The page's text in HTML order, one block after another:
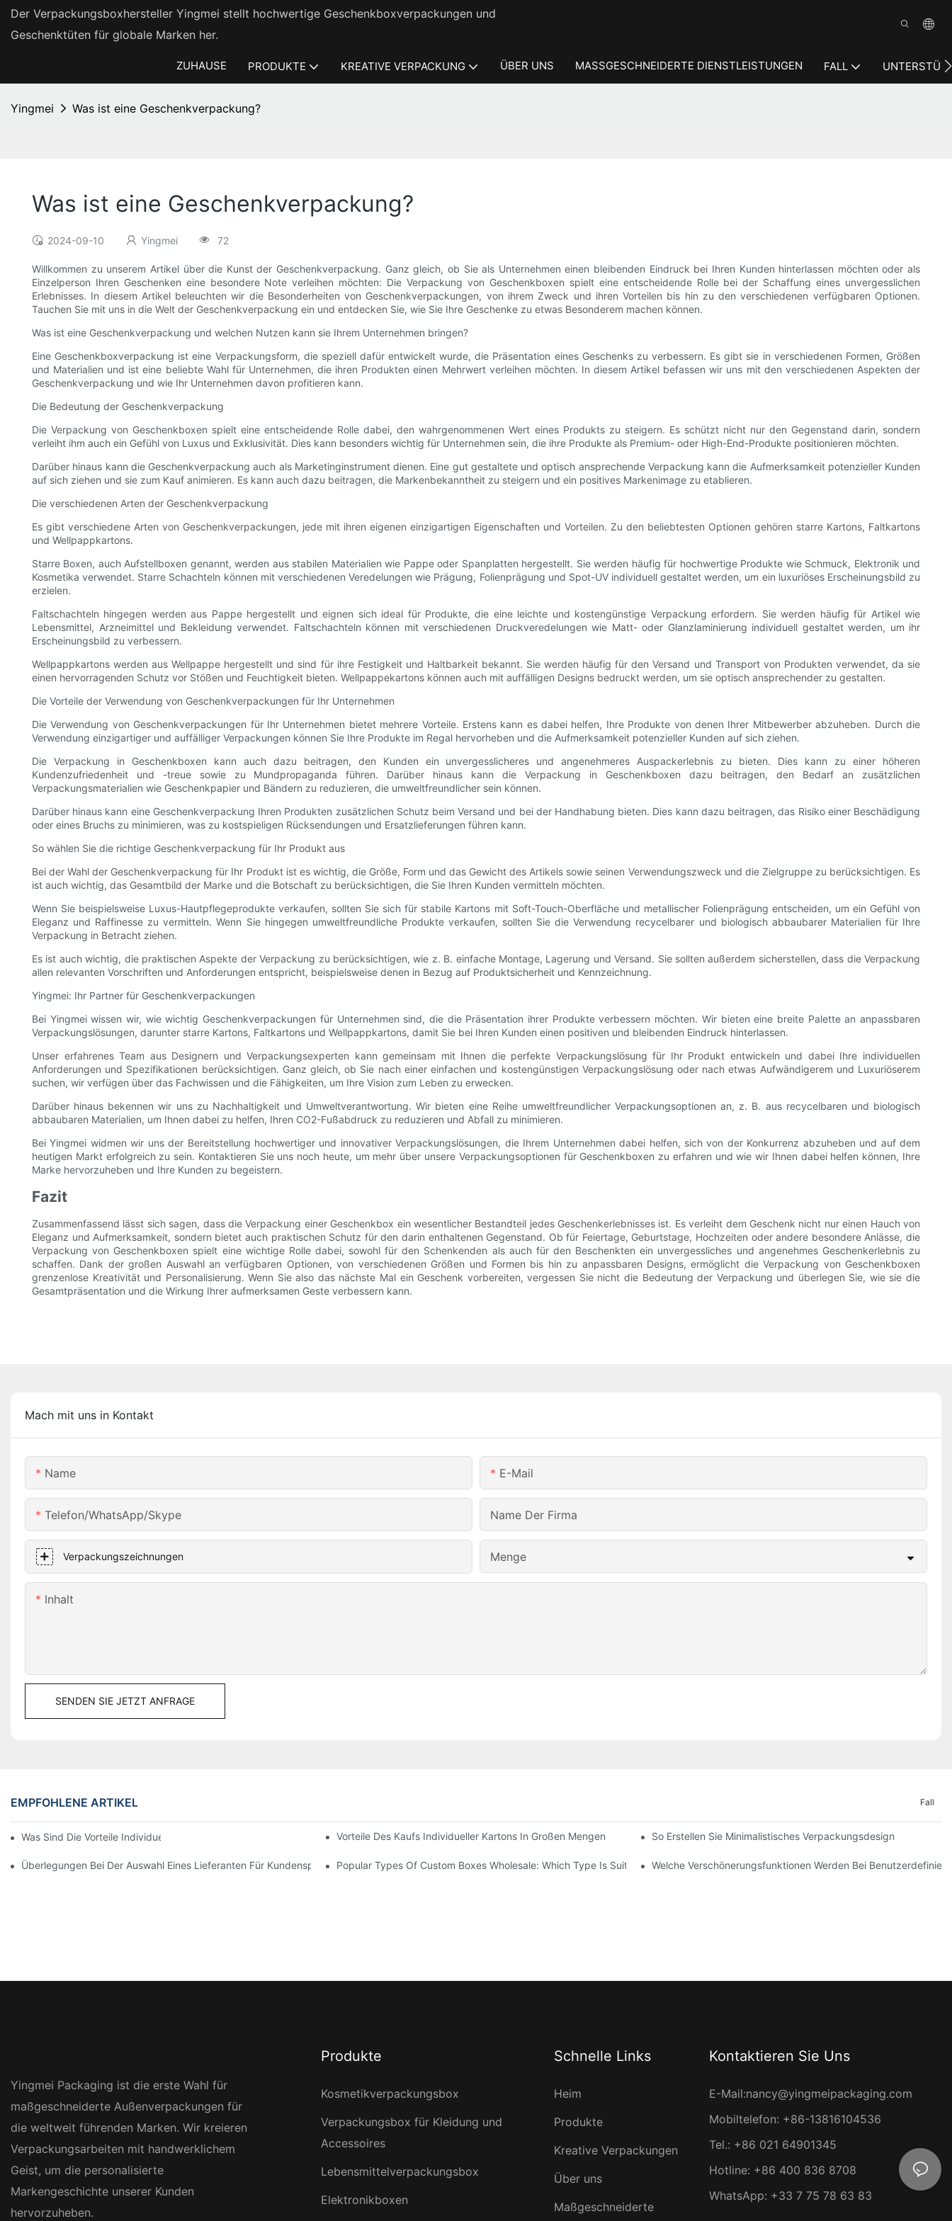
Der Verpackungsboxhersteller Yingmei stellt hochwertige Geschenkboxverpackungen und
Geschenktüten für globale Marken her.
ZUHAUSE PRODUKTE KREATIVE VERPACKUNG ÜBER UNS MASSGESCHNEIDERTE DIENSTLEISTUNGEN FALL
Yingmei Was ist eine Geschenkverpackung?
Was ist eine Geschenkverpackung?
2024-09-10 Yingmei 72
Willkommen zu unserem Artikel über die Kunst der Geschenkverpackung. Ganz gleich, ob Sie als Unternehmen einen bleibenden Eindruck bei Ihren Kunden hinterlassen möchten oder als
Einzelperson Ihren Geschenken eine besondere Note verleihen möchten: Die Verpackung von Geschenkboxen spielt eine entscheidende Rolle bei der Schaffung eines unvergesslichen
Erlebnisses. In diesem Artikel beleuchten wir die Besonderheiten von Geschenkverpackungen, von ihrem Zweck und ihren Vorteilen bis hin zu den verschiedenen verfügbaren Optionen.
Tauchen Sie mit uns in die Welt der Geschenkverpackung ein und entdecken Sie, wie Sie Ihre Geschenke zu etwas Besonderem machen können.
Was ist eine Geschenkverpackung und welchen Nutzen kann sie Ihrem Unternehmen bringen?
Eine Geschenkboxverpackung ist eine Verpackungsform, die speziell dafür entwickelt wurde, die Präsentation eines Geschenks zu verbessern. Es gibt sie in verschiedenen Formen, Größen
und Materialien und ist eine beliebte Wahl für Unternehmen, die ihren Produkten einen Mehrwert verleihen möchten. In diesem Artikel befassen wir uns mit den verschiedenen Aspekten der
Geschenkverpackung und wie Ihr Unternehmen davon profitieren kann.
Die Bedeutung der Geschenkverpackung
Die Verpackung von Geschenkboxen spielt eine entscheidende Rolle dabei, den wahrgenommenen Wert eines Produkts zu steigern. Es schützt nicht nur den Gegenstand darin, sondern
verleiht ihm auch ein Gefühl von Luxus und Exklusivität. Dies kann besonders wichtig für Unternehmen sein, die ihre Produkte als Premium- oder High-End-Produkte positionieren möchten.
Darüber hinaus kann die Geschenkverpackung auch als Marketinginstrument dienen. Eine gut gestaltete und optisch ansprechende Verpackung kann die Aufmerksamkeit potenzieller Kunden
auf sich ziehen und sie zum Kauf animieren. Es kann auch dazu beitragen, die Markenbekanntheit zu steigern und ein positives Markenimage zu etablieren.
Die verschiedenen Arten der Geschenkverpackung
Es gibt verschiedene Arten von Geschenkverpackungen, jede mit ihren eigenen einzigartigen Eigenschaften und Vorteilen. Zu den beliebtesten Optionen gehören starre Kartons, Faltkartons
und Wellpappkartons.
Starre Boxen, auch Aufstellboxen genannt, werden aus stabilen Materialien wie Pappe oder Spanplatten hergestellt. Sie werden häufig für hochwertige Produkte wie Schmuck, Elektronik und
Kosmetika verwendet. Starre Schachteln können mit verschiedenen Veredelungen wie Prägung, Folienprägung und Spot-UV individuell gestaltet werden, um ein luxuriöses Erscheinungsbild zu
erzielen.
Faltschachteln hingegen werden aus Pappe hergestellt und eignen sich ideal für Produkte, die eine leichte und kostengünstige Verpackung erfordern. Sie werden häufig für Artikel wie
Lebensmittel, Arzneimittel und Bekleidung verwendet. Faltschachteln können mit verschiedenen Druckveredelungen wie Matt- oder Glanzlaminierung individuell gestaltet werden, um ihr
Erscheinungsbild zu verbessern.
Wellpappkartons werden aus Wellpappe hergestellt und sind für ihre Festigkeit und Haltbarkeit bekannt. Sie werden häufig für den Versand und Transport von Produkten verwendet, da sie
einen hervorragenden Schutz vor Stößen und Feuchtigkeit bieten. Wellpappekartons können auch mit auffälligen Designs bedruckt werden, um sie optisch ansprechender zu gestalten.
Die Vorteile der Verwendung von Geschenkverpackungen für Ihr Unternehmen
Die Verwendung von Geschenkverpackungen für Ihr Unternehmen bietet mehrere Vorteile. Erstens kann es dabei helfen, Ihre Produkte von denen Ihrer Mitbewerber abzuheben. Durch die
Verwendung einzigartiger und auffälliger Verpackungen können Sie Ihre Produkte im Regal hervorheben und die Aufmerksamkeit potenzieller Kunden auf sich ziehen.
Die Verpackung in Geschenkboxen kann auch dazu beitragen, den Kunden ein unvergesslicheres und angenehmeres Auspackerlebnis zu bieten. Dies kann zu einer höheren
Kundenzufriedenheit und -treue sowie zu Mundpropaganda führen. Darüber hinaus kann die Verpackung in Geschenkboxen dazu beitragen, den Bedarf an zusätzlichen
Verpackungsmaterialien wie Geschenkpapier und Bändern zu reduzieren, die umweltfreundlicher sein können.
Darüber hinaus kann eine Geschenkverpackung Ihren Produkten zusätzlichen Schutz beim Versand und bei der Handhabung bieten. Dies kann dazu beitragen, das Risiko einer Beschädigung
oder eines Bruchs zu minimieren, was zu kostspieligen Rücksendungen und Ersatzlieferungen führen kann.
So wählen Sie die richtige Geschenkverpackung für Ihr Produkt aus
Bei der Wahl der Geschenkverpackung für Ihr Produkt ist es wichtig, die Größe, Form und das Gewicht des Artikels sowie seinen Verwendungszweck und die Zielgruppe zu berücksichtigen. Es
ist auch wichtig, das Gesamtbild der Marke und die Botschaft zu berücksichtigen, die Sie Ihren Kunden vermitteln möchten.
Wenn Sie beispielsweise Luxus-Hautpflegeprodukte verkaufen, sollten Sie sich für stabile Kartons mit Soft-Touch-Oberfläche und metallischer Folienprägung entscheiden, um ein Gefühl von
Eleganz und Raffinesse zu vermitteln. Wenn Sie hingegen umweltfreundliche Produkte verkaufen, sollten Sie die Verwendung recycelbarer und biologisch abbaubarer Materialien für Ihre
Verpackung in Betracht ziehen.
Es ist auch wichtig, die praktischen Aspekte der Verpackung zu berücksichtigen, wie z. B. einfache Montage, Lagerung und Versand. Sie sollten außerdem sicherstellen, dass die Verpackung
allen relevanten Vorschriften und Anforderungen entspricht, beispielsweise denen in Bezug auf Produktsicherheit und Kennzeichnung.
Yingmei: Ihr Partner für Geschenkverpackungen
Bei Yingmei wissen wir, wie wichtig Geschenkverpackungen für Unternehmen sind, die die Präsentation ihrer Produkte verbessern möchten. Wir bieten eine breite Palette an anpassbaren
Verpackungslösungen, darunter starre Kartons, Faltkartons und Wellpappkartons, damit Sie bei Ihren Kunden einen positiven und bleibenden Eindruck hinterlassen.
Unser erfahrenes Team aus Designern und Verpackungsexperten kann gemeinsam mit Ihnen die perfekte Verpackungslösung für Ihr Produkt entwickeln und dabei Ihre individuellen
Anforderungen und Spezifikationen berücksichtigen. Ganz gleich, ob Sie nach einer einfachen und kostengünstigen Verpackungslösung oder nach etwas Aufwändigerem und Luxuriöserem
suchen, wir verfügen über das Fachwissen und die Fähigkeiten, um Ihre Vision zum Leben zu erwecken.
Darüber hinaus bekennen wir uns zu Nachhaltigkeit und Umweltverantwortung. Wir bieten eine Reihe umweltfreundlicher Verpackungsoptionen an, z. B. aus recycelbaren und biologisch
abbaubaren Materialien, um Ihnen dabei zu helfen, Ihren CO2-Fußabdruck zu reduzieren und Abfall zu minimieren.
Bei Yingmei widmen wir uns der Bereitstellung hochwertiger und innovativer Verpackungslösungen, die Ihrem Unternehmen dabei helfen, sich von der Konkurrenz abzuheben und auf dem
heutigen Markt erfolgreich zu sein. Kontaktieren Sie uns noch heute, um mehr über unsere Verpackungsoptionen für Geschenkboxen zu erfahren und wie wir Ihnen dabei helfen können, Ihre
Marke hervorzuheben und Ihre Kunden zu begeistern.
Fazit
Zusammenfassend lässt sich sagen, dass die Verpackung einer Geschenkbox ein wesentlicher Bestandteil jedes Geschenkerlebnisses ist. Es verleiht dem Geschenk nicht nur einen Hauch von
Eleganz und Aufmerksamkeit, sondern bietet auch praktischen Schutz für den darin enthaltenen Gegenstand. Ob für Feiertage, Geburtstage, Hochzeiten oder andere besondere Anlässe, die
Verpackung von Geschenkboxen spielt eine wichtige Rolle dabei, sowohl für den Schenkenden als auch für den Beschenkten ein unvergessliches und angenehmes Geschenkerlebnis zu
schaffen. Dank der großen Auswahl an verfügbaren Optionen, von verschiedenen Größen und Formen bis hin zu anpassbaren Designs, ermöglicht die Verpackung von Geschenkboxen
grenzenlose Kreativität und Personalisierung. Wenn Sie also das nächste Mal ein Geschenk vorbereiten, vergessen Sie nicht die Bedeutung der Verpackung und überlegen Sie, wie sie die
Gesamtpräsentation und die Wirkung Ihrer aufmerksamen Geste verbessern kann.
Mach mit uns in Kontakt
Name E-Mail
Telefon/WhatsApp/Skype Name Der Firma
Verpackungszeichnungen Menge
Inhalt
SENDEN SIE JETZT ANFRAGE
EMPFOHLENE ARTIKEL Fall
Was Sind Die Vorteile Individuell Bedruckter Displayboxen? Vorteile Des Kaufs Individueller Kartons In Großen Mengen So Erstellen Sie Minimalistisches Verpackungsdesign
Überlegungen Bei Der Auswahl Eines Lieferanten Für Kundenspezifische VerpackungenPopular Types Of Custom Boxes Wholesale: Which Type Is Suitable For You?Welche Verschönerungsfunktionen Werden Bei
Yingmei Packaging ist die erste Wahl für
maßgeschneiderte Außenverpackungen für
die weltweit führenden Marken. Wir kreieren
Verpackungsarbeiten mit handwerklichem
Geist, um die personalisierte
Markengeschichte unserer Kunden
hervorzuheben.
Produkte
Kosmetikverpackungsbox
Verpackungsbox für Kleidung und
Accessoires
Lebensmittelverpackungsbox
Elektronikboxen
Schnelle Links
Heim
Produkte
Kreative Verpackungen
Über uns
Maßgeschneiderte
Kontaktieren Sie Uns
E-Mail:nancy@yingmeipackaging.com
Mobiltelefon: +86-13816104536
Tel.: +86 021 64901345
Hotline: +86 400 836 8708
WhatsApp: +33 7 75 78 63 83